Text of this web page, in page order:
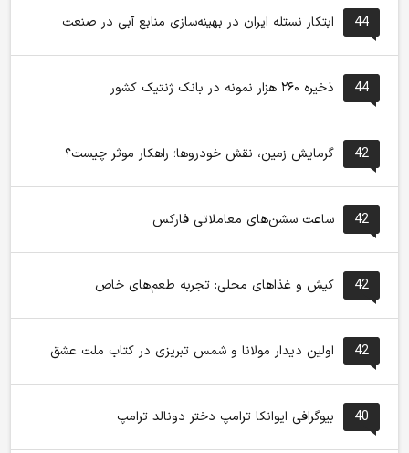
44 ابتکار نستله ایران در بهینه‌سازی منابع آبی در صنعت
44 ذخیره ۲۶۰ هزار نمونه در بانک ژنتیک کشور
42 گرمایش زمین، نقش خودروها؛ راهکار موثر چیست؟
42 ساعت سشن‌های معاملاتی فارکس
42 کیش و غذاهای محلی: تجربه طعم‌های خاص
42 اولین دیدار مولانا و شمس تبریزی در کتاب ملت عشق
40 بیوگرافی ایوانکا ترامپ دختر دونالد ترامپ